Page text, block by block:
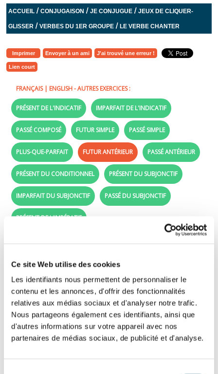
Ce site Web utilise des cookies
Les identifiants nous permettent de personnaliser le
contenu et les annonces, d'offrir des fonctionnalités
relatives aux médias sociaux et d'analyser notre trafic.
Nous partageons également ces identifiants, ainsi que
d'autres informations sur votre appareil avec nos
partenaires de médias sociaux, de publicité et d'analyse.
ACCUEIL /CONJUGAISON /JE CONJUGUE /JEUX DE CLIQUER-
GLISSER /VERBES DU 1ER GROUPE /LE VERBE CHANTER
Imprimer Envoyer à un ami J'ai trouvé une erreur !
Lien court
FRANÇAIS| ENGLISH- AUTRES EXERCICES :
PRÉSENT DE L'INDICATIF IMPARFAIT DE L'INDICATIF
PASSÉ COMPOSÉ FUTUR SIMPLE PASSÉ SIMPLE
PLUS-QUE-PARFAIT FUTUR ANTÉRIEUR PASSÉ ANTÉRIEUR
PRÉSENT DU CONDITIONNEL PRÉSENT DU SUBJONCTIF
IMPARFAIT DU SUBJONCTIF PASSÉ DU SUBJONCTIF
PRÉSENT DE L'IMPÉRATIF
Glisse les formes conjuguées (étiquettes
violettes) devant les bons sujets (je, tu, il, ..).
tu